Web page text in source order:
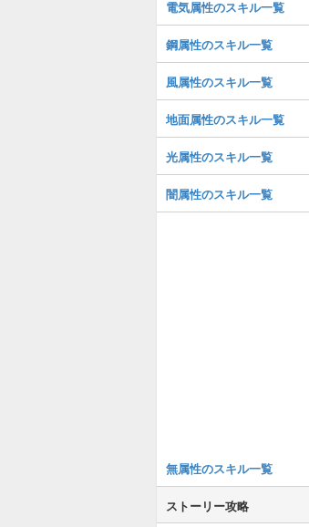
電気属性のスキル一覧
鋼属性のスキル一覧
風属性のスキル一覧
地面属性のスキル一覧
光属性のスキル一覧
闇属性のスキル一覧
無属性のスキル一覧
ストーリー攻略